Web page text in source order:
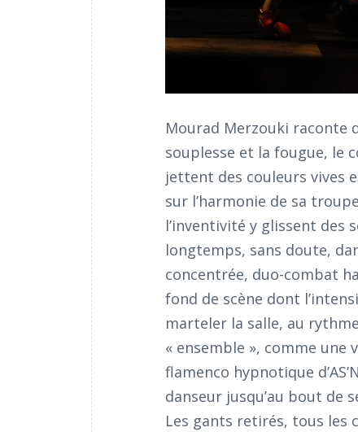
Mourad Merzouki raconte
souplesse et la fougue, le
jettent des couleurs vives
sur l’harmonie de sa
l’inventivité y glissent des
longtemps, sans doute,
concentrée, duo-combat
fond de scène dont
marteler la salle, au
« ensemble », comme
flamenco hypnotique
danseur jusqu’au bout de
Les gants retirés, tous les